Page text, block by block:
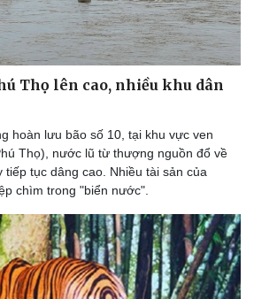
Tư vấn
Thọ lên cao, nhiều khu dân
hoàn lưu bão số 10, tại khu vực ven
Thọ), nước lũ từ thượng nguồn đổ về
tục dâng cao. Nhiều tài sản của
chìm trong "biển nước".